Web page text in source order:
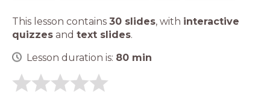
This lesson contains 30 slides, with interactive
quizzes and text slides.
Lesson duration is: 80 min